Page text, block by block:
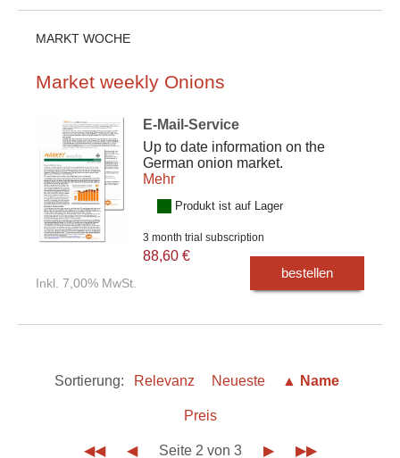
MARKT WOCHE
Market weekly Onions
E-Mail-Service
Up to date information on the
German onion market.
Mehr
Produkt ist auf Lager
3 month trial subscription
88,60 €
Inkl. 7,00% MwSt.
bestellen
Sortierung: Relevanz Neueste ▲ Name
Preis
◀◀ ◀ Seite 2 von 3 ▶ ▶▶